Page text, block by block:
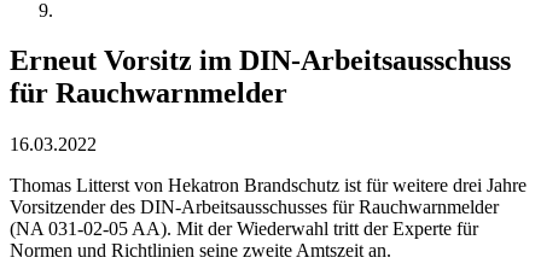
Erneut Vorsitz im DIN-Arbeitsausschuss
für Rauchwarnmelder
16.03.2022
Thomas Litterst von Hekatron Brandschutz ist für weitere drei Jahre
Vorsitzender des DIN-Arbeitsausschusses für Rauchwarnmelder
(NA 031-02-05 AA). Mit der Wiederwahl tritt der Experte für
Normen und Richtlinien seine zweite Amtszeit an.